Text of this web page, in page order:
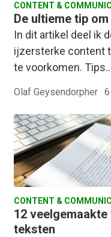
CONTENT &
De ultieme tip
In dit artikel deel ik
ijzersterke content
te voorkomen.
Olaf Geysendorpher ·
CONTENT &
12
teksten